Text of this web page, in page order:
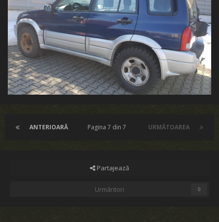
ANTERIOARĂ URMĂTOAREA
Pagina 7 din 7
Partajează
Urmăritori 0